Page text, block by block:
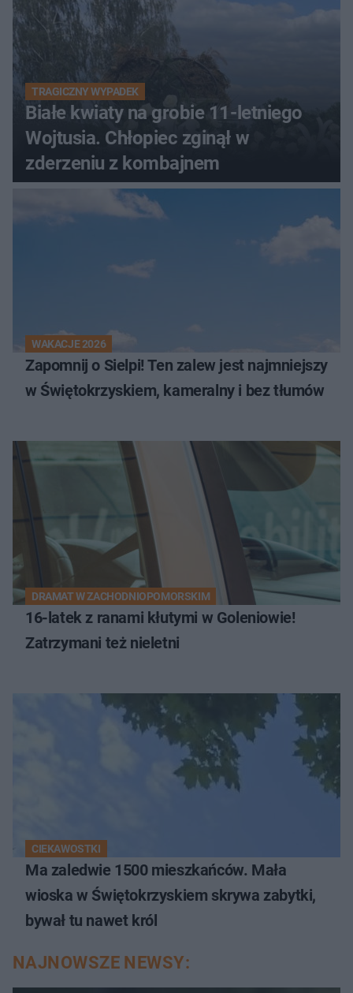
TRAGICZNY WYPADEK
Białe kwiaty na grobie 11-letniego
Wojtusia. Chłopiec zginął w
zderzeniu z kombajnem
WAKACJE 2026
Zapomnij o Sielpi! Ten zalew jest najmniejszy
w Świętokrzyskiem, kameralny i bez tłumów
DRAMAT W ZACHODNIOPOMORSKIM
16-latek z ranami kłutymi w Goleniowie!
Zatrzymani też nieletni
CIEKAWOSTKI
Ma zaledwie 1500 mieszkańców. Mała
wioska w Świętokrzyskiem skrywa zabytki,
bywał tu nawet król
NAJNOWSZE NEWSY: